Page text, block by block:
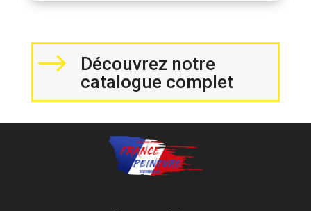
$
Découvrez notre
catalogue complet